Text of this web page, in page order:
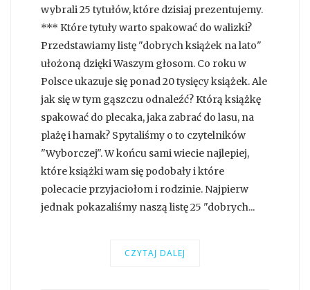
wybrali 25 tytułów, które dzisiaj prezentujemy.
*** Które tytuły warto spakować do walizki?
Przedstawiamy listę "dobrych książek na lato"
ułożoną dzięki Waszym głosom. Co roku w
Polsce ukazuje się ponad 20 tysięcy książek. Ale
jak się w tym gąszczu odnaleźć? Którą książkę
spakować do plecaka, jaka zabrać do lasu, na
plażę i hamak? Spytaliśmy o to czytelników
"Wyborczej". W końcu sami wiecie najlepiej,
które książki wam się podobały i które
polecacie przyjaciołom i rodzinie. Najpierw
jednak pokazaliśmy naszą listę 25 "dobrych...
CZYTAJ DALEJ